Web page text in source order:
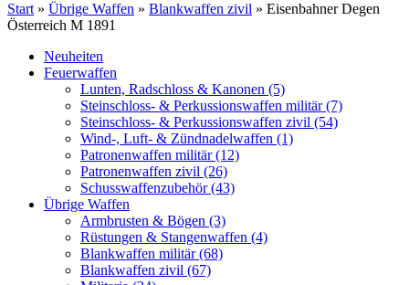
Start » Übrige Waffen » Blankwaffen zivil » Eisenbahner Degen
Österreich M 1891
Neuheiten
Feuerwaffen
Lunten, Radschloss & Kanonen (5)
Steinschloss- & Perkussionswaffen militär(7)
Steinschloss- & Perkussionswaffen zivil (54)
Wind-, Luft- & Zündnadelwaffen (1)
Patronenwaffen militär(12)
Patronenwaffen zivil (26)
Schusswaffenzubehör(43)
Übrige Waffen
Armbrusten & Bögen (3)
Rüstungen & Stangenwaffen (4)
Blankwaffen militär(68)
Blankwaffen zivil (67)